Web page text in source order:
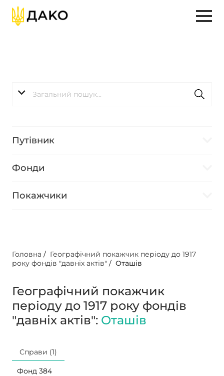
Путівник
Фонди
Покажчики
Головна / Географічний покажчик періоду до 1917
року фондів "давніх актів" / Оташів
Географічний покажчик
періоду до 1917 року фондів
"давніх актів": Оташів
Справи (1)
Фонд 384